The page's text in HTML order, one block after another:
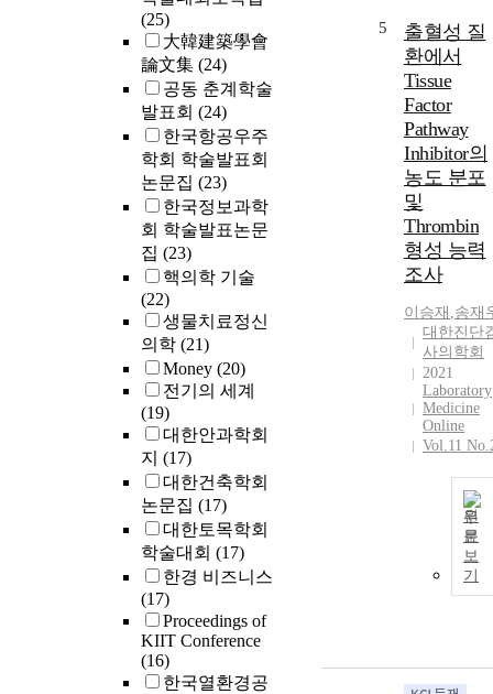
(25)
大韓建築學會
論文集 (24)
공동 춘계학술
발표회 (24)
한국항공우주
학회 학술발표회
논문집 (23)
한국정보과학
회 학술발표논문
집 (23)
핵의학 기술
(22)
생물치료정신
의학 (21)
Money (20)
전기의 세계
(19)
대한안과학회
지 (17)
대한건축학회
논문집 (17)
대한토목학회
학술대회 (17)
한경 비즈니스
(17)
Proceedings of
KIIT Conference
(16)
한국열환경공
5
출혈성 질
환에서
Tissue
Factor
Pathway
Inhibitor의
농도 분포
및
Thrombin
형성 능력
조사
이승재 ,송재
대한진단
사의학회
2021
Laboratory
Medicine
Online
Vol.11
원
문
보
기